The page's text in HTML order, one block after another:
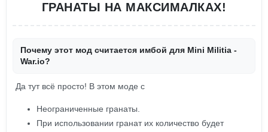
ГРАНАТЫ НА МАКСИМАЛКАХ!
Почему этот мод считается имбой для Mini Militia -
War.io?
Да тут всё просто! В этом моде с
Неограниченные гранаты.
При использовании гранат их количество будет